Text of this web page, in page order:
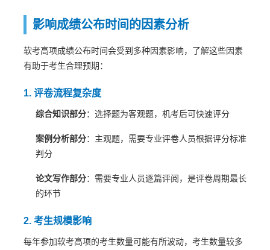
影响成绩公布时间的因素分析
软考高项成绩公布时间会受到多种因素影响，了解这些因素
有助于考生合理预期：
1. 评卷流程复杂度
综合知识部分：选择题为客观题，机考后可快速评分
案例分析部分：主观题，需要专业评卷人员根据评分标准
判分
论文写作部分：需要专业人员逐篇评阅，是评卷周期最长
的环节
2. 考生规模影响
每年参加软考高项的考生数量可能有所波动，考生数量较多